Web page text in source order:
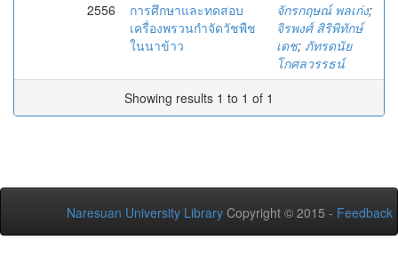
2556
การศึกษาและทดสอบ
เครื่องพรวนกำจัดวัชพืช
ในนาข้าว
จักรกฤษณ์ พลเก่ง;
จิรพงศ์ สิริพิทักษ์
เดช; ภัทรดนัย
โกศลวรรธน์
Showing results 1 to 1 of 1
Naresuan University Library Copyright © 2015 - Feedback